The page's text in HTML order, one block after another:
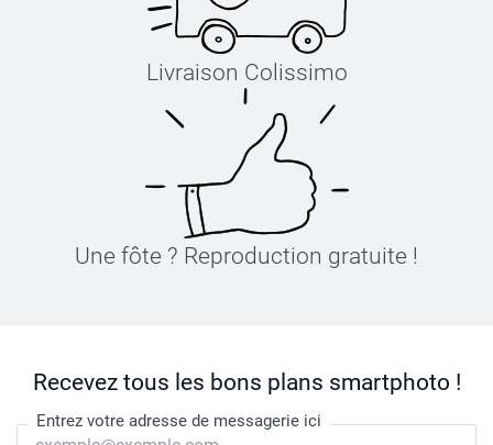
Livraison Colissimo
Une fôte ? Reproduction gratuite !
Recevez tous les bons plans smartphoto !
Entrez votre adresse de messagerie ici